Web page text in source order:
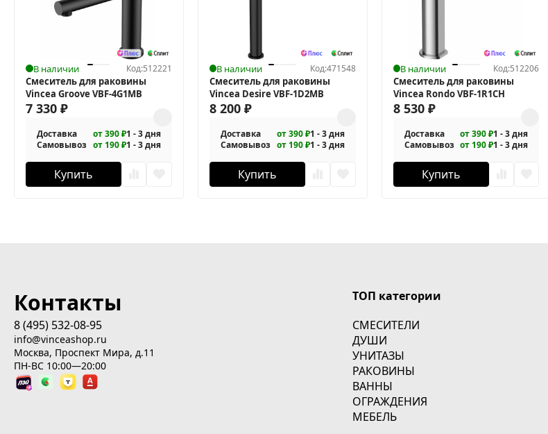
В наличии Код:512221
Смеситель для раковины
Vincea Groove VBF-4G1MB
7 330 ₽
Доставка от 390 ₽1 - 3 дня
Самовывоз от 190 ₽1 - 3 дня
Купить
В наличии Код:471548
Смеситель для раковины
Vincea Desire VBF-1D2MB
8 200 ₽
Доставка от 390 ₽1 - 3 дня
Самовывоз от 190 ₽1 - 3 дня
Купить
В наличии Код:512206
Смеситель для раковины
Vincea Rondo VBF-1R1CH
8 530 ₽
Доставка от 390 ₽1 - 3 дня
Самовывоз от 190 ₽1 - 3 дня
Купить
Контакты
8 (495) 532-08-95
info@vinceashop.ru
Москва, Проспект Мира, д.11
ПН-ВС 10:00—20:00
ТОП категории
СМЕСИТЕЛИ
ДУШИ
УНИТАЗЫ
РАКОВИНЫ
ВАННЫ
ОГРАЖДЕНИЯ
МЕБЕЛЬ